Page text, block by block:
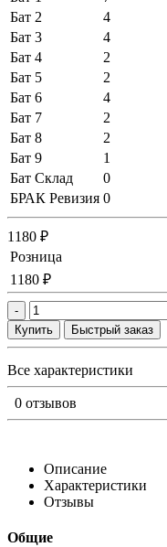
Бат 2
4
Бат 3
4
Бат 4
2
Бат 5
2
Бат 6
4
Бат 7
2
Бат 8
2
Бат 9
1
Бат Склад
0
БРАК Ревизия 0
1180 ₽
Розница
1180 ₽
-
Купить
Быстрый заказ
Все характеристики
0 отзывов
Описание
Характеристики
Отзывы
Общие